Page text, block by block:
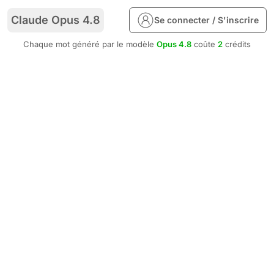
Claude Opus 4.8 Se connecter / S'inscrire
Chaque mot généré par le modèle Opus 4.8 coûte 2 crédits